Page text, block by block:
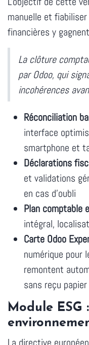
manuelle et
financières y
La clôture
par Odoo, qui
incohérences
Réconciliation
interface
smartphone et
Déclarations
et validations
en cas d'oubli
Plan comptable
intégral,
Carte Odoo
numérique pour
remontent
sans reçu papier
Module ESG